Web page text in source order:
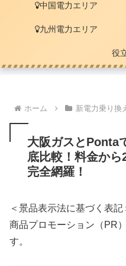
中国電力エリア
九州電力エリア
役
ホーム 新電力乗り換
大阪ガスとPonta
底比較！料金か
完全網羅！
＜景品表示法に基づく表
商品プロモーション（PR
す。